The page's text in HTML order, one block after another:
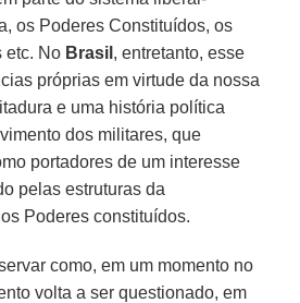
os Poderes Constituídos, os
etc. No Brasil , entretanto, esse
próprias em virtude da nossa
e uma história política
dos militares, que
portadores de um interesse
pelas estruturas da
Poderes constituídos.
como, em um momento no
volta a ser questionado, em